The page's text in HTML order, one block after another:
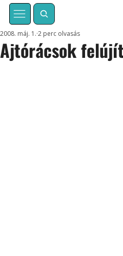
Ajtórácsok
2008. máj. 1. 2 perc olvasás